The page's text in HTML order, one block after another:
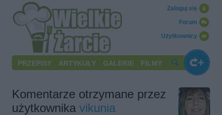
Użytkownicy
Forum
Zaloguj się
PRZEPISY ARTYKUŁY GALERIE FILMY
Komentarze otrzymane przez
użytkownika vikunia